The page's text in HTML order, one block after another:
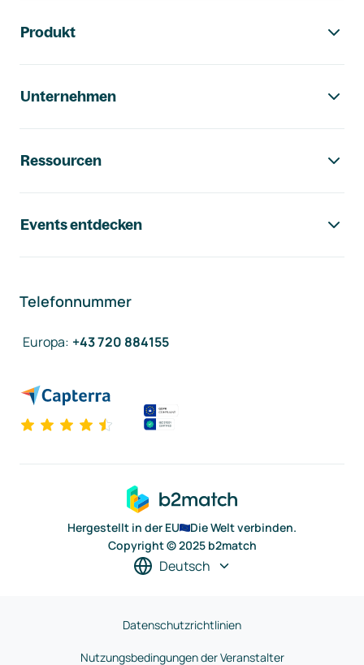
Produkt
Unternehmen
Ressourcen
Events entdecken
Telefonnummer
Europa: +43 720 884155
Hergestellt in der EU
Die Welt verbinden.
Copyright © 2025 b2match
Deutsch
Datenschutzrichtlinien
Nutzungsbedingungen der Veranstalter